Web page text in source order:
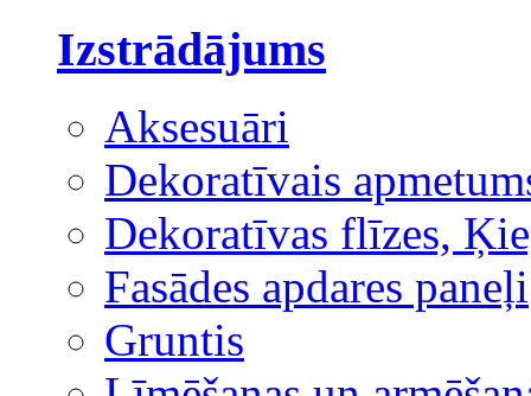
Izstrādājums
Aksesuāri
Dekoratīvais
Dekoratīvas flīzes,
Fasādes apdares paneļi
Gruntis